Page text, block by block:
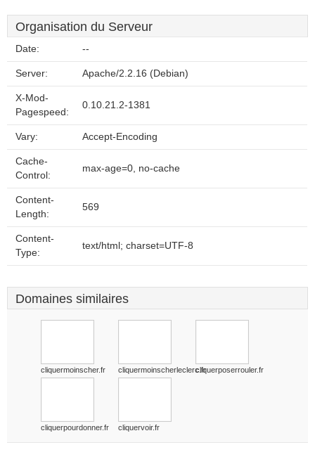
Organisation du Serveur
Date: --
Server: Apache/2.2.16 (Debian)
X-Mod-
Pagespeed:
0.10.21.2-1381
Vary: Accept-Encoding
Cache-
Control:
max-age=0, no-cache
Content-
Length:
569
Content-
Type:
text/html; charset=UTF-8
Domaines similaires
cliquermoinscher.fr cliquermoinscherleclerc.frcliquerposerrouler.fr
cliquerpourdonner.fr cliquervoir.fr